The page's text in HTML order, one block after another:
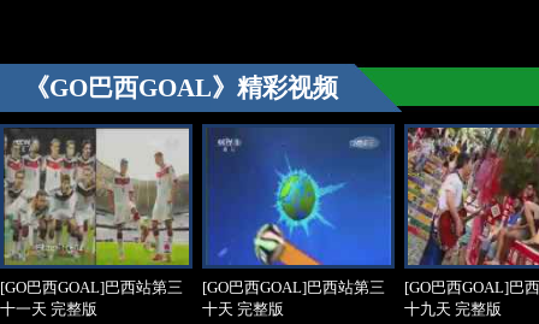
《GO巴西GOAL》精彩视频
[GO巴西GOAL]巴西站第三
十一天 完整版
[GO巴西GOAL]巴西站第三
十天 完整版
[GO巴西GOAL]巴
十九天 完整版